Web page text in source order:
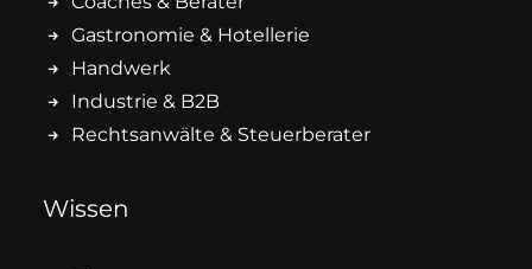
Gastronomie & Hotellerie
Handwerk
Industrie & B2B
Rechtsanwälte & Steuerberater
Wissen